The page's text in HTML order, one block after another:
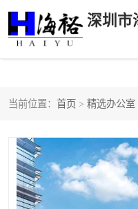
当前位置： 首页 > 精选办公室
科技园中区
前海